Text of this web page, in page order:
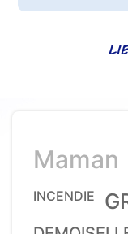
Maman
INCENDIE